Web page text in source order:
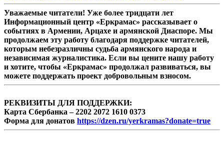
Уважаемые читатели! Уже более тридцати лет
Информационный центр «Еркрамас» рассказывает о
событиях в Армении, Арцахе и армянской Диаспоре. Мы
продолжаем эту работу благодаря поддержке читателей,
которым небезразличны судьба армянского народа и
независимая журналистика. Если вы цените нашу работу
и хотите, чтобы «Еркрамас» продолжал развиваться, вы
можете поддержать проект добровольным взносом.
РЕКВИЗИТЫ ДЛЯ ПОДДЕРЖКИ:
Карта Сбербанка – 2202 2072 1610 0373
Форма для донатов https://dzen.ru/yerkramas?donate=true